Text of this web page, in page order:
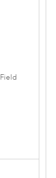
Field